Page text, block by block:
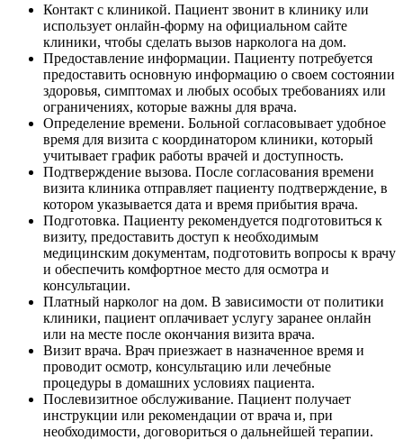
Контакт с клиникой. Пациент звонит в клинику или
использует онлайн-форму на официальном сайте
клиники, чтобы сделать вызов нарколога на дом.
Предоставление информации. Пациенту потребуется
предоставить основную информацию о своем состоянии
здоровья, симптомах и любых особых требованиях или
ограничениях, которые важны для врача.
Определение времени. Больной согласовывает удобное
время для визита с координатором клиники, который
учитывает график работы врачей и доступность.
Подтверждение вызова. После согласования времени
визита клиника отправляет пациенту подтверждение, в
котором указывается дата и время прибытия врача.
Подготовка. Пациенту рекомендуется подготовиться к
визиту, предоставить доступ к необходимым
медицинским документам, подготовить вопросы к врачу
и обеспечить комфортное место для осмотра и
консультации.
Платный нарколог на дом. В зависимости от политики
клиники, пациент оплачивает услугу заранее онлайн
или на месте после окончания визита врача.
Визит врача. Врач приезжает в назначенное время и
проводит осмотр, консультацию или лечебные
процедуры в домашних условиях пациента.
Послевизитное обслуживание. Пациент получает
инструкции или рекомендации от врача и, при
необходимости, договориться о дальнейшей терапии.